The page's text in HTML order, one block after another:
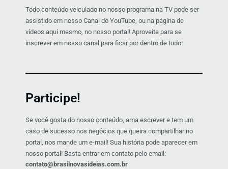
Todo conteúdo veiculado no nosso programa na TV pode ser
assistido em nosso Canal do YouTube, ou na página de
vídeos aqui mesmo, no nosso portal! Aproveite para se
inscrever em nosso canal para ficar por dentro de tudo!
Participe!
Se você gosta do nosso conteúdo, ama escrever e tem um
caso de sucesso nos negócios que queira compartilhar no
portal, nos mande um e-mail! Sua história pode aparecer em
nosso portal! Basta entrar em contato pelo email:
contato@brasilnovasideias.com.br